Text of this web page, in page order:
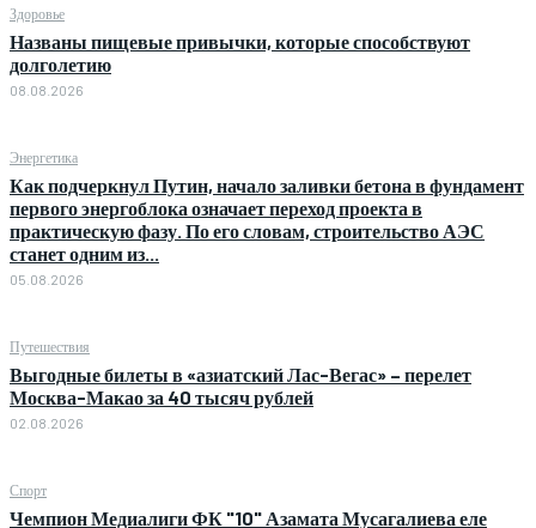
Здоровье
Названы пищевые привычки, которые способствуют
долголетию
08.08.2026
Энергетика
Как подчеркнул Путин, начало заливки бетона в фундамент
первого энергоблока означает переход проекта в
практическую фазу. По его словам, строительство АЭС
станет одним из...
05.08.2026
Путешествия
Выгодные билеты в «азиатский Лас-Вегас» – перелет
Москва-Макао за 40 тысяч рублей
02.08.2026
Спорт
Чемпион Медиалиги ФК "10" Азамата Мусагалиева еле